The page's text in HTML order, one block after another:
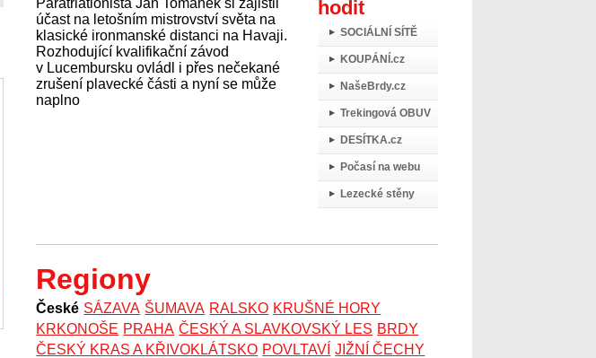
hodit
SOCIÁLNÍ SÍTĚ
KOUPÁNÍ.cz
NašeBrdy.cz
Trekingová OBUV
DESÍTKA.cz
Počasí na webu
Lezecké stěny
Paratriatlonista Jan Tománek si zajistil
účast na letošním mistrovství světa na
klasické ironmanské distanci na Havaji.
Rozhodující kvalifikační závod
v Lucembursku ovládl i přes nečekané
zrušení plavecké části a nyní se může
naplno
Regiony
České SÁZAVA ŠUMAVA RALSKO KRUŠNÉ HORY
KRKONOŠE PRAHA ČESKÝ A SLAVKOVSKÝ LES BRDY
ČESKÝ KRAS A KŘIVOKLÁTSKO POVLTAVÍ JIŽNÍ ČECHY